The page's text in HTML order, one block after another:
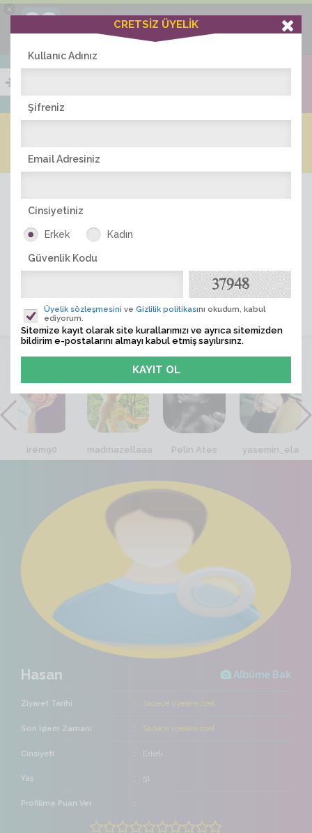
×
Ciddiask Uygulaması
+1 Hafta Gold Üyelik Kazan
Bedava - com.ciddi.ask
İNDİR
ÜYE ARA
VİTRİN
irem90 madmazellaaa Pelin Ates yasemin_ela
Hasan Albüme Bak
Ziyaret Tarihi Sadece üyelere özel
Son İşlem Zamanı Sadece üyelere özel
Cinsiyeti Erkek
Yaş 51
Profilime Puan Ver
CRETSİZ ÜYELİK
Kullanıc Adınız
Şifreniz
Email Adresiniz
Cinsiyetiniz
Erkek Kadın
Güvenlik Kodu
Üyelik sözleşmesini ve Gizlilik politikasını okudum, kabul
ediyorum.
Sitemize kayıt olarak site kurallarımızı ve ayrıca sitemizden
bildirim e-postalarını almayı kabul etmiş sayılırsınz.